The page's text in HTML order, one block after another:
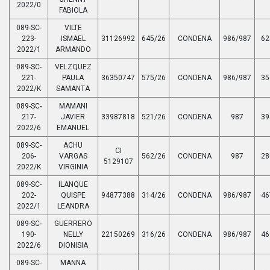
2022/0
FABIOLA
089-SC-
223-
2022/1
VILTE
ISMAEL
ARMANDO
31126992 645/26 CONDENA 986/987
089-SC-
221-
2022/K
VELZQUEZ
PAULA
SAMANTA
36350747 575/26 CONDENA 986/987
089-SC-
217-
2022/6
MAMANI
JAVIER
EMANUEL
33987818 521/26 CONDENA 987
089-SC-
206-
2022/K
ACHU
VARGAS
VIRGINIA
CI
5129107
562/26 CONDENA 987
089-SC-
202-
2022/1
ILANQUE
QUISPE
LEANDRA
94877388 314/26 CONDENA 986/987
089-SC-
190-
2022/6
GUERRERO
NELLY
DIONISIA
22150269 316/26 CONDENA 986/987
089-SC-
MANNA